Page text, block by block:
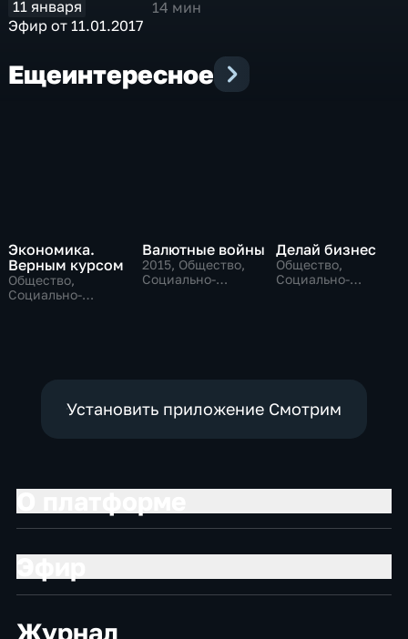
11 января
14 мин
Эфир от 11.01.2017
Ещеинтересное
Экономика.
Верным курсом
Общество,
Социально-
Валютные войны
2015, Общество,
Социально-
Делай бизнес
Общество,
Социально-
Установить приложение Смотрим
Журнал